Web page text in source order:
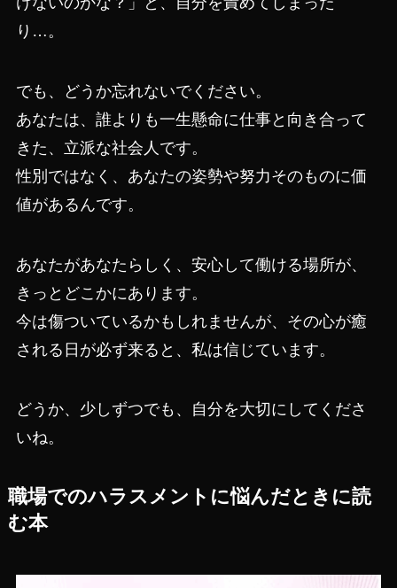
り…。
でも、どうか忘れないでください。
あなたは、誰よりも一生懸命に仕事と向き合って
きた、立派な社会人です。
性別ではなく、あなたの姿勢や努力そのものに価
値があるんです。
あなたがあなたらしく、安心して働ける場所が、
きっとどこかにあります。
今は傷ついているかもしれませんが、その心が癒
される日が必ず来ると、私は信じています。
どうか、少しずつでも、自分を大切にしてくださ
いね。
職場でのハラスメントに悩んだときに読
む本